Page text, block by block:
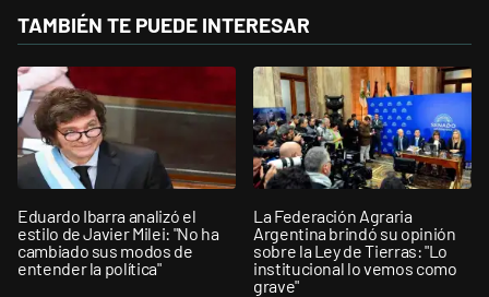
TAMBIÉN TE PUEDE INTERESAR
Eduardo Ibarra analizó el
estilo de Javier Milei: "No ha
cambiado sus modos de
entender la política"
La Federación Agraria
Argentina brindó su opinión
sobre la Ley de Tierras: "Lo
institucional lo vemos como
grave"